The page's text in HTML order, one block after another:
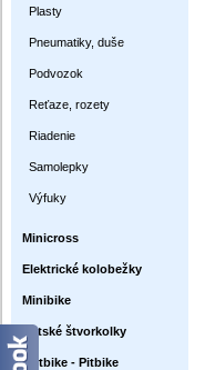
Plasty
Pneumatiky, duše
Podvozok
Reťaze, rozety
Riadenie
Samolepky
Výfuky
Minicross
Elektrické kolobežky
Minibike
Detské štvorkolky
Dirtbike - Pitbike